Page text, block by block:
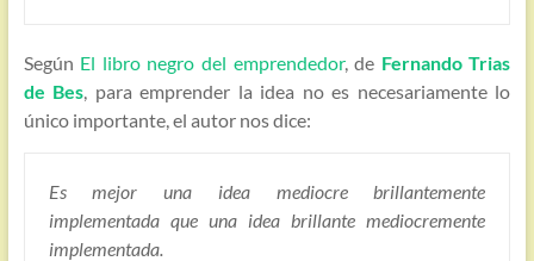
Según El libro negro del emprendedor, de Fernando Trias
de Bes, para emprender la idea no es necesariamente lo
único importante, el autor nos dice:
Es mejor una idea mediocre brillantemente
implementada que una idea brillante mediocremente
implementada.